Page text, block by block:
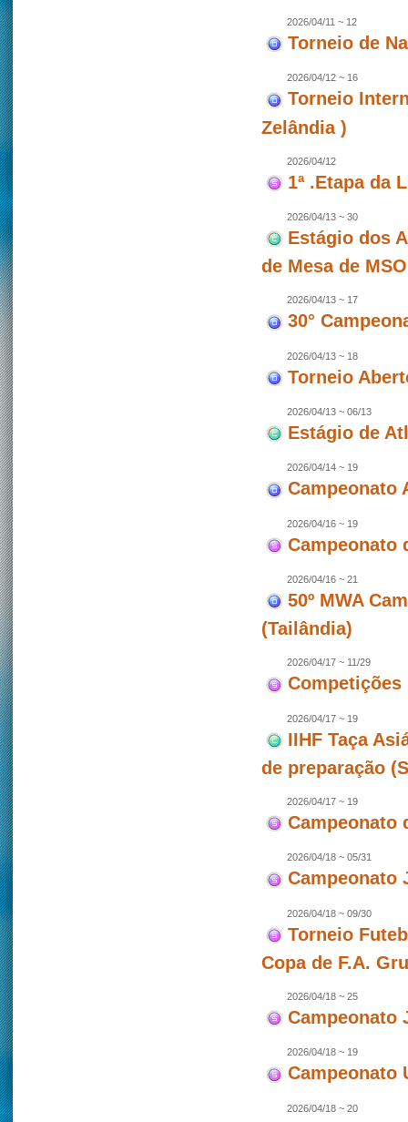
2026/04/11 ~ 12
Torneio de
2026/04/12 ~ 16
Torneio
Zelândia )
2026/04/12
1ª .Etapa da
2026/04/13 ~ 30
Estágio dos
de Mesa de
2026/04/13 ~ 17
30°
2026/04/13 ~ 18
Torneio
2026/04/13 ~ 06/13
Estágio de
2026/04/14 ~ 19
Campeonato
2026/04/16 ~ 19
Campeonato
2026/04/16 ~ 21
50º MWA
(Tailândia)
2026/04/17 ~ 11/29
Competições
2026/04/17 ~ 19
IIHF Taça
de preparação
2026/04/17 ~ 19
Campeonato
2026/04/18 ~ 05/31
Campeonato
2026/04/18 ~ 09/30
Torneio
Copa de F.A.
2026/04/18 ~ 25
Campeonato
2026/04/18 ~ 19
Campeonato
2026/04/18 ~ 20